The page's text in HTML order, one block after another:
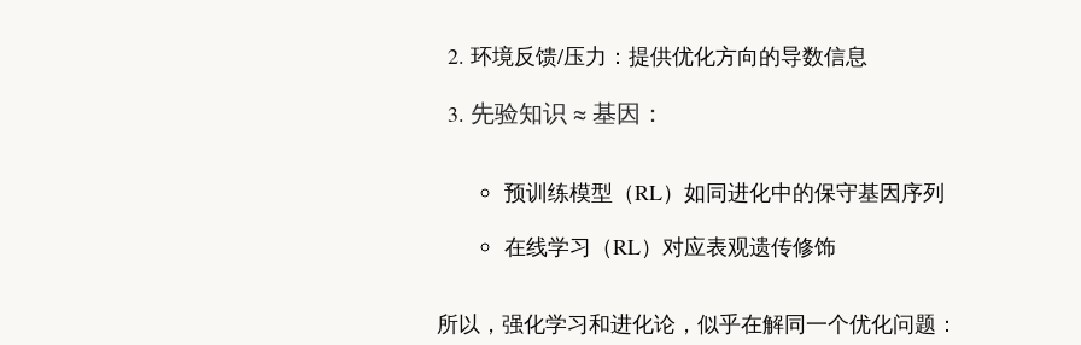
环境反馈/压力：提供优化方向的导数信息
先验知识 ≈ 基因：
预训练模型（RL）如同进化中的保守基因序列
在线学习（RL）对应表观遗传修饰
所以，强化学习和进化论，似乎在解同一个优化问题：